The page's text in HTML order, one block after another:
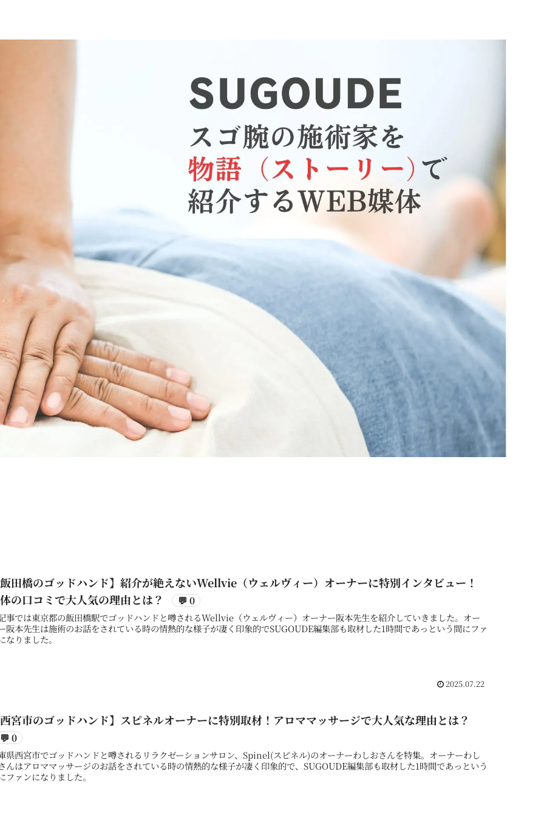
田橋のゴッドハンド】紹介が絶えないWellvie（ウェルヴィー）オーナーに特別インタビュー！
の口コミで大人気の理由とは？
💬 0
事では東京都の飯田橋駅でゴッドハンドと噂されるWellvie（ウェルヴィー）オーナー阪本先生を紹介していきました。オー
阪本先生は施術のお話をされている時の情熱的な様子が凄く印象的でSUGOUDE編集部も取材した1時間であっという間にファ
なりました。
2025.07.22
宮市のゴッドハンド】スピネルオーナーに特別取材！アロママッサージで大人気な理由とは？
💬 0
県西宮市でゴッドハンドと噂されるリラクゼーションサロン、Spinel(スピネル)のオーナーわしおさんを特集。オーナーわし
んはアロママッサージのお話をされている時の情熱的な様子が凄く印象的で、SUGOUDE編集部も取材した1時間であっという
ファンになりました。